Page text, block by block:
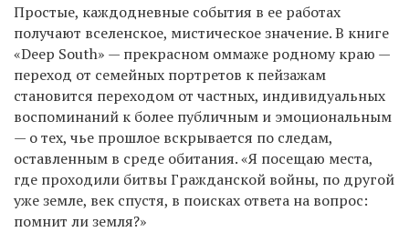
Простые, каждодневные события в ее работах
получают вселенское, мистическое значение. В книге
«Deep South» — прекрасном оммаже родному краю —
переход от семейных портретов к пейзажам
становится переходом от частных, индивидуальных
воспоминаний к более публичным и эмоциональным
— о тех, чье прошлое вскрывается по следам,
оставленным в среде обитания. «Я посещаю места,
где проходили битвы Гражданской войны, по другой
уже земле, век спустя, в поисках ответа на вопрос:
помнит ли земля?»